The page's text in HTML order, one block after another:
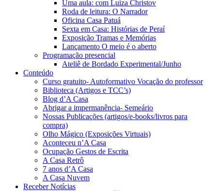
Uma aula: com Luiza Christov
Roda de leitura: O Narrador
Oficina Casa Patuá
Sexta em Casa: Histórias de Peraí
Exposição Tramas e Memórias
Lançamento O meio é o aberto
Programação presencial
Ateliê de Bordado Experimental/Junho
Conteúdo
Curso gratuito- Autoformativo Vocação do professor
Biblioteca (Artigos e TCC’s)
Blog d’A Casa
Abrigar a impermanência- Semeário
Nossas Publicações (artigos/e-books/livros para
compra)
Olho Mágico (Exposições Virtuais)
Aconteceu n’A Casa
Ocupação Gestos de Escrita
A Casa Retrô
7 anos d’A Casa
A Casa Nuvem
Receber Notícias